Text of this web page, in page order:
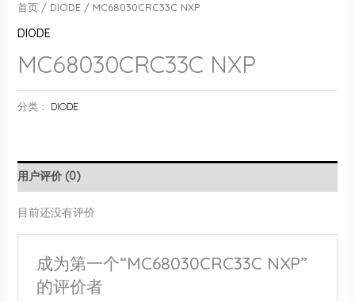
首页/ DIODE/ MC68030CRC33C NXP
DIODE
MC68030CRC33C NXP
分类： DIODE
用户评价 (0)
目前还没有评价
成为第一个“MC68030CRC33C NXP”
的评价者